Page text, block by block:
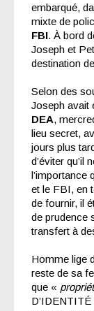
embarqué,
mixte de
FBI. À bord
Joseph et
destination
Selon des
Joseph avait
DEA,
lieu secret,
jours plus
d’éviter qu’il
l’importance
et le FBI, en
de fournir, il
de prudence
transfert à
Homme lige
reste de sa
que «